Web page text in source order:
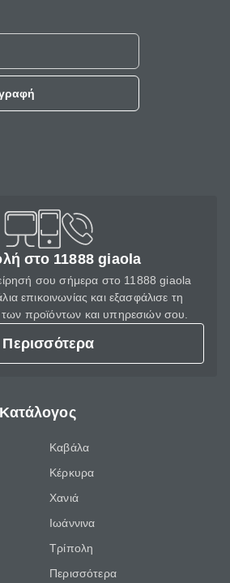
στο 11888 giaola
σου σήμερα στο 11888 giaola
επικοινωνίας και εξασφάλισε τη
προϊόντων και υπηρεσιών σου.
Περισσότερα
Καβάλα
Κέρκυρα
Χανιά
Ιωάννινα
Τρίπολη
Περισσότερα